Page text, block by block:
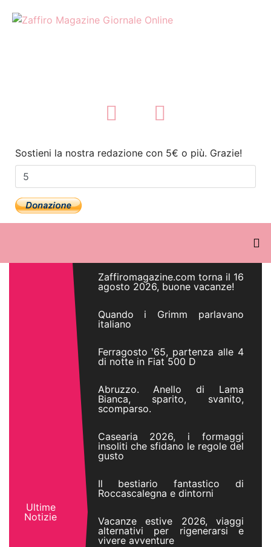
Sostieni la nostra redazione con 5€ o più. Grazie!
Ultime
Notizie
Zaffiromagazine.com torna il 16
agosto 2026, buone vacanze!
Quando i Grimm parlavano
italiano
Ferragosto '65, partenza alle 4
di notte in Fiat 500 D
Abruzzo. Anello di Lama
Bianca, sparito, svanito,
scomparso.
Casearia 2026, i formaggi
insoliti che sfidano le regole del
gusto
Il bestiario fantastico di
Roccascalegna e dintorni
Vacanze estive 2026, viaggi
alternativi per rigenerarsi e
vivere avventure